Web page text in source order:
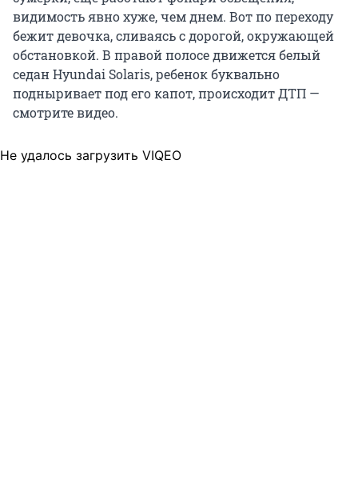
видимость явно хуже, чем днем. Вот по переходу
бежит девочка, сливаясь с дорогой, окружающей
обстановкой. В правой полосе движется белый
седан Hyundai Solaris, ребенок буквально
подныривает под его капот, происходит ДТП —
смотрите видео.
Не удалось загрузить VIQEO